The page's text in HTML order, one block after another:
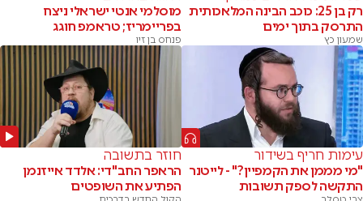
רק בן 25: כוכב הבינה המלאכותית
התרסק בתוך ימים
שמעון כץ
מוסלמי אנטי ישראלי ניצח
בפריימריז; טראמפ חוגג
פנחס בן זיו
עימות חריף בשידור
"מי מממן את הקמפיין?" - לייטנר
התקשה לספק תשובות
חוזר בתשובה
הראפר החב"די: אלדד אייזנמן
הפתיע את השופטים